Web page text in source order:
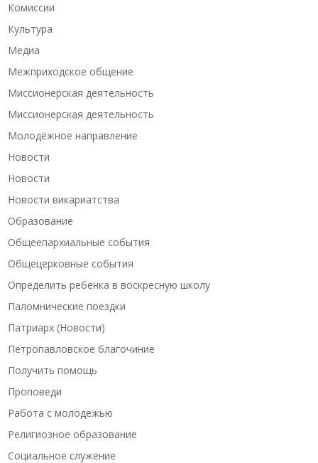
Комиссии
Культура
Медиа
Межприходское общение
Миссионерская деятельность
Миссионерская деятельность
Молодёжное направление
Новости
Новости
Новости викариатства
Образование
Общеепархиальные события
Общецерковные события
Определить ребёнка в воскресную школу
Паломнические поездки
Патриарх (Новости)
Петропавловское благочиние
Получить помощь
Проповеди
Работа с молодежью
Религиозное образование
Социальное служение